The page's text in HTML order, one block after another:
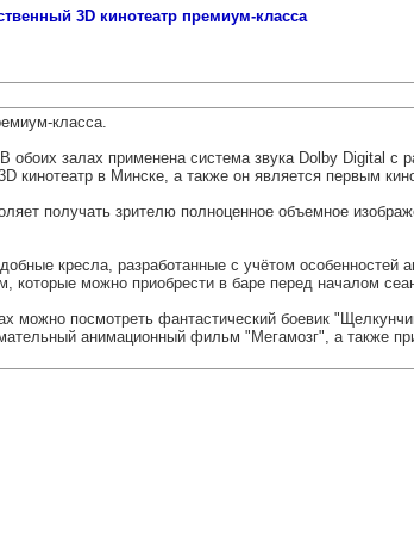
3D кинотеатр премиум-класса
класса.
залах применена система звука Dolby Digital
кинотеатр в Минске, а также он является первым
получать зрителю полноценное объемное
кресла, разработанные с учётом особенностей
которые можно приобрести в баре перед началом
можно посмотреть фантастический боевик
анимационный фильм "Мегамозг", а также